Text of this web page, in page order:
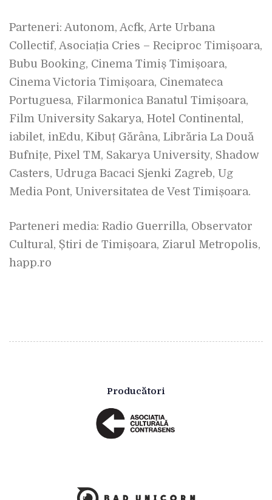
Parteneri: Autonom, Acfk, Arte Urbana
Collectif, Asociația Cries – Reciproc Timișoara,
Bubu Booking, Cinema Timiș Timișoara,
Cinema Victoria Timișoara, Cinemateca
Portuguesa, Filarmonica Banatul Timișoara,
Film University Sakarya, Hotel Continental,
iabilet, inEdu, Kibuț Gărâna, Librăria La Două
Bufnițe, Pixel TM, Sakarya University, Shadow
Casters, Udruga Bacaci Sjenki Zagreb, Ug
Media Pont, Universitatea de Vest Timișoara.
Parteneri media: Radio Guerrilla, Observator
Cultural, Știri de Timișoara, Ziarul Metropolis,
happ.ro
Producători